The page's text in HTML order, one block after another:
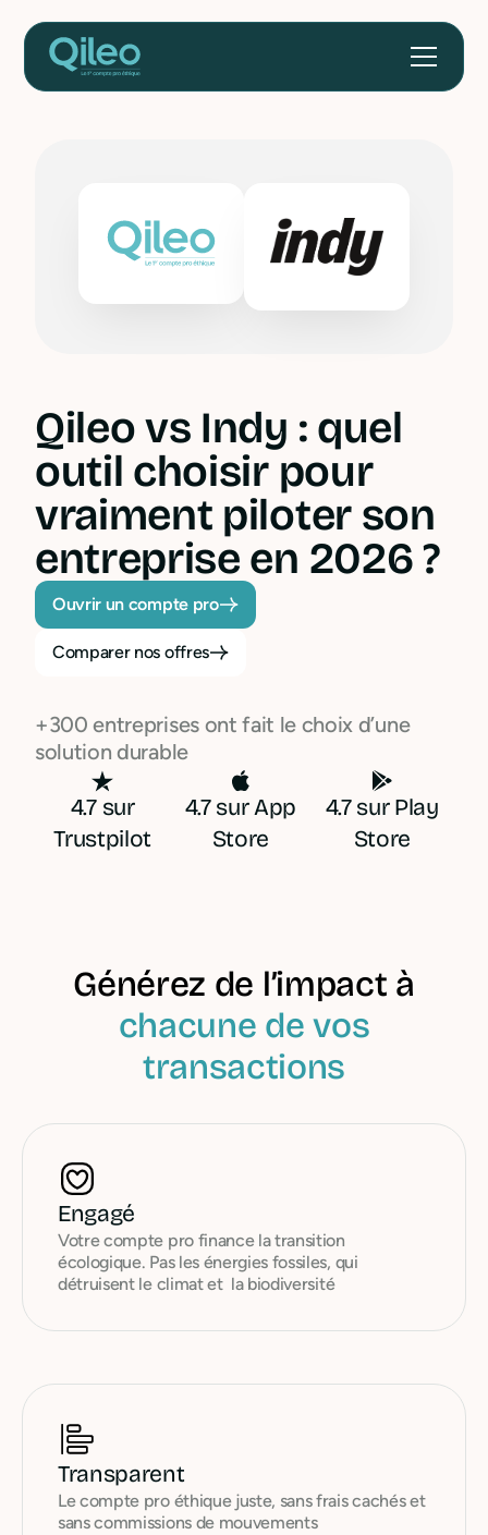
Qileo vs Indy : quel
outil choisir pour
vraiment piloter son
entreprise en 2026 ?
Ouvrir un compte pro
Comparer nos offres
+300 entreprises ont fait le choix d’une
solution durable
4.7 sur
Trustpilot
4.7 sur App
Store
4.7 sur Play
Store
Générez de l’impact à
chacune de vos
transactions
Engagé
Votre compte pro finance la transition
écologique. Pas les énergies fossiles, qui
détruisent le climat et la biodiversité
Transparent
Le compte pro éthique juste, sans frais cachés et
sans commissions de mouvements